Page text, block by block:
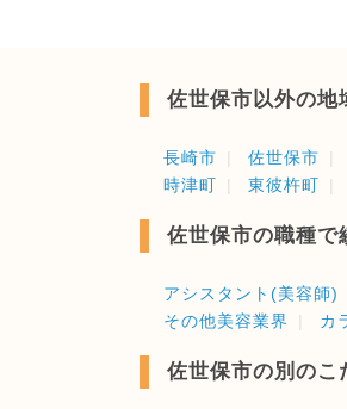
佐世保市以外の地
長崎市 佐世保市
時津町
東彼杵町
佐世保市の職種で
アシスタント(美容師)
その他美容業界
カ
佐世保市の別のこ